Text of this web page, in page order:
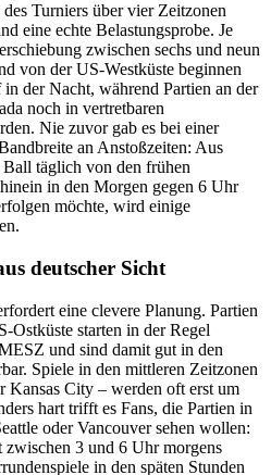
Turniers über vier Zeitzonen
eine echte Belastungsprobe. Je
zwischen sechs und neun
von der US-Westküste beginnen
der Nacht, während Partien an der
noch in vertretbaren
Nie zuvor gab es bei einer
an Anstoßzeiten: Aus
täglich von den frühen
in den Morgen gegen 6 Uhr
möchte, wird einige
deutscher Sicht
eine clevere Planung. Partien
Ostküste starten in der Regel
und sind damit gut in den
Spiele in den mittleren Zeitzonen
Kansas City – werden oft erst um
hart trifft es Fans, die Partien in
oder Vancouver sehen wollen:
3 und 6 Uhr morgens
in den späten Stunden